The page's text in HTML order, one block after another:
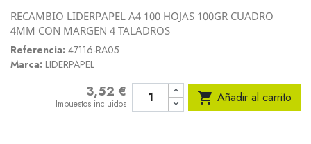
RECAMBIO LIDERPAPEL A4 100 HOJAS 100GR CUADRO
4MM CON MARGEN 4 TALADROS
Referencia: 47116-RA05
Marca: LIDERPAPEL
3,52 €
Impuestos incluidos  Añadir al carrito